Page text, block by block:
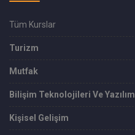
Tüm Kurslar
Turizm
Mutfak
Bilişim Teknolojileri Ve Yazılım
Kişisel Gelişim